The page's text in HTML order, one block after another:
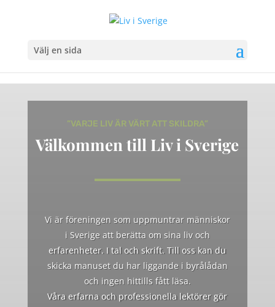
Välj en sida
”VARJE LIV ÄR VÄRT ATT SKILDRA”
Välkommen till Liv i Sverige
Vi är föreningen som uppmuntrar människor
i Sverige att berätta om sina liv och
erfarenheter. I tal och skrift. Till oss kan du
skicka manuset du har liggande i byrålådan
och ingen hittills fått läsa.
Våra erfarna och professionella lektörer gör